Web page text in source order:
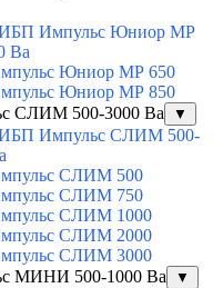
Импульс Юниор МР
Ва
Юниор МР 650
Юниор МР 850
СЛИМ 500-3000 Ва
▼
Импульс СЛИМ 500-
СЛИМ 500
СЛИМ 750
СЛИМ 1000
СЛИМ 2000
СЛИМ 3000
МИНИ 500-1000 Ва
▼